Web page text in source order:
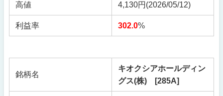
高値 4,130円(2026/05/12)
利益率 302.0%
銘柄名
キオクシアホールディン
グス(株) [285A]